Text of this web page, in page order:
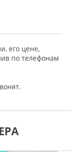
его цене,
по телефонам